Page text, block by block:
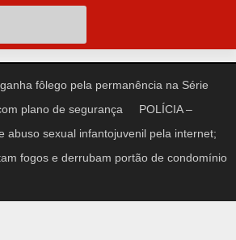
fôlego pela permanência na Série
plano de segurança
POLÍCIA –
abuso sexual infantojuvenil pela internet;
fogos e derrubam portão de condomínio